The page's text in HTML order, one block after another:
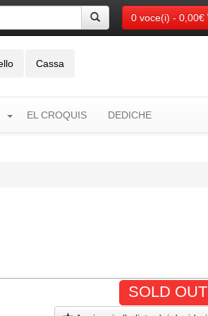
0 voce(i) - 0,00€
Cassa
EL CROQUIS DEDICHE
SOLD OUT